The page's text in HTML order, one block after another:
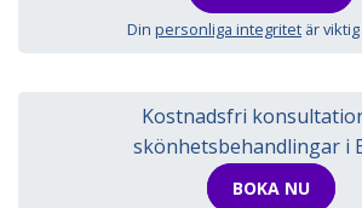
Din personliga integritet är
Kostnadsfri
skönhetsbehandlingar i
BOKA NU